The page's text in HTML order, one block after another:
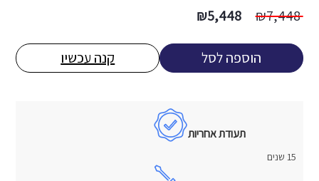
7,448
₪
המחיר
המקורי
היה:
7,448 ₪.
5,448
₪
הוא:
5,448 ₪.
הוספה לסל קנה עכשיו
תעודת אחריות
15 שנים